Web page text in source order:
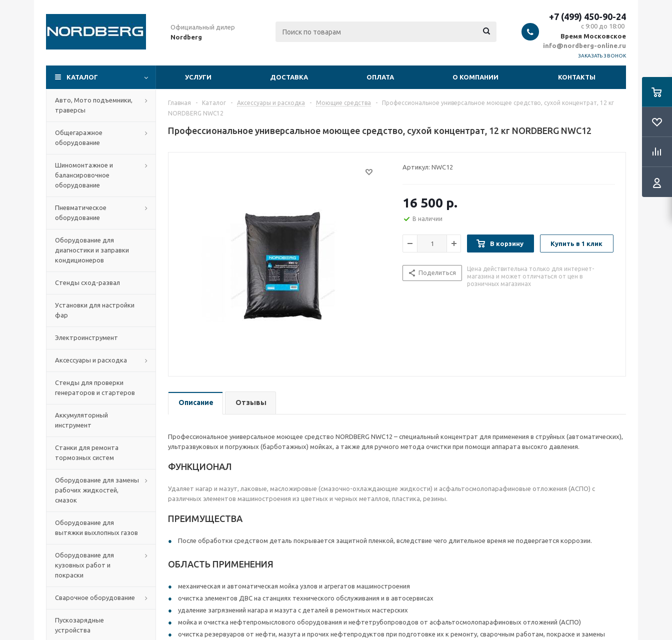
Официальный дилер
Nordberg
+7 (499) 450-90-24
с 9:00 до 18:00
Время Московское
info@nordberg-online.ru
ЗАКАЗАТЬ ЗВОНОК
КАТАЛОГ УСЛУГИ ДОСТАВКА ОПЛАТА О КОМПАНИИ КОНТАКТЫ
Авто, Мото подъемники,
траверсы
Общегаражное
оборудование
Шиномонтажное и
балансировочное
оборудование
Пневматическое
оборудование
Оборудование для
диагностики и заправки
кондиционеров
Стенды сход-развал
Установки для настройки
фар
Электроинструмент
Аксессуары и расходка
Стенды для проверки
генераторов и стартеров
Аккумуляторный
инструмент
Станки для ремонта
тормозных систем
Оборудование для замены
рабочих жидкостей,
смазок
Оборудование для
вытяжки выхлопных газов
Оборудование для
кузовных работ и
покраски
Сварочное оборудование
Пускозарядные
устройства
Главная - Каталог - Аксессуары и расходка - Моющие средства -
Профессиональное универсальное моющее средство, сухой концентрат, 12 кг
NORDBERG NWC12
Профессиональное универсальное моющее средство, сухой концентрат, 12 кг NORDBERG NWC12
Артикул: NWC12
16 500 р.
В наличии
В корзину Купить в 1 клик
Поделиться
Цена действительна только для интернет-
магазина и может отличаться от цен в
розничных магазинах
Описание Отзывы
Профессиональное универсальное моющее средство NORDBERG NWC12 – специальный концентрат для применения в струйных (автоматических),
ультразвуковых и погружных (барботажных) мойках, а также для ручного метода очистки при помощи аппарата высокго давления.
ФУНКЦИОНАЛ
Удаляет нагар и мазут, лаковые, масложировые (смазочно-охлаждающие жидкости) и асфальтосмолопарафиновые отложения (АСПО) с
различных элементов машиностроения из цветных и черных металлов, пластика, резины.
ПРЕИМУЩЕСТВА
После обработки средством деталь покрывается защитной пленкой, вследствие чего длительное время не подвергается коррозии.
ОБЛАСТЬ ПРИМЕНЕНИЯ
механическая и автоматическая мойка узлов и агрегатов машиностроения
очистка элементов ДВС на станциях технического обслуживания и в автосервисах
удаление загрязнений нагара и мазута с деталей в ремонтных мастерских
мойка и очистка нефтепромыслового оборудования и нефтетрубопроводов от асфальтосмолопарафиновых отложений (АСПО)
очистка резервуаров от нефти, мазута и прочих нефтепродуктов при подготовке их к ремонту, сварочным работам, покраске и замены